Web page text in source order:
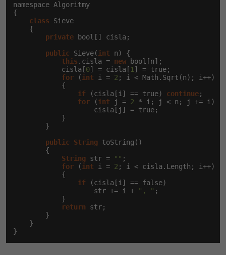
namespace Algoritmy
{
class Sieve
    {
private bool[] cisla;
public Sieve(int n) {
this .cisla = new bool[n];
            cisla[
0] = cisla[ 1 ] = true;
for (int i = 2 ; i < Math.Sqrt(n); i++)
            {
if (cisla[i] == true) continue;
for (int j = 2 * i; j < n; j += i)
                    cisla[j] = true;
            }
        }
public
String toString()
        {
String str = "" ;
for (int i = 2 ; i < cisla.Length; i++)
            {
if (cisla[i] == false)
                    str += i +
", " ;
            }
return str;
        }
    }
}